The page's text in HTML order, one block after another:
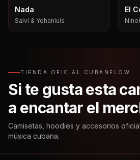
Nada
Salvi & Yohanluis
El
TIENDA OFICIAL CUBANFLOW
Si te gusta esta
a encantar el
Camisetas, hoodies y accesorios
música cubana.